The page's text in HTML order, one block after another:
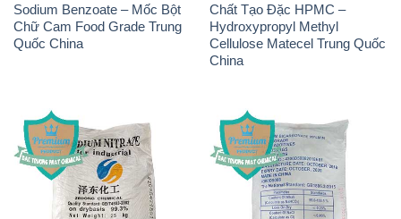
Sodium Benzoate – Mốc Bột
Chữ Cam Food Grade Trung
Quốc China
Chất Tạo Đặc HPMC –
Hydroxypropyl Methyl
Cellulose Matecel Trung Quốc
China